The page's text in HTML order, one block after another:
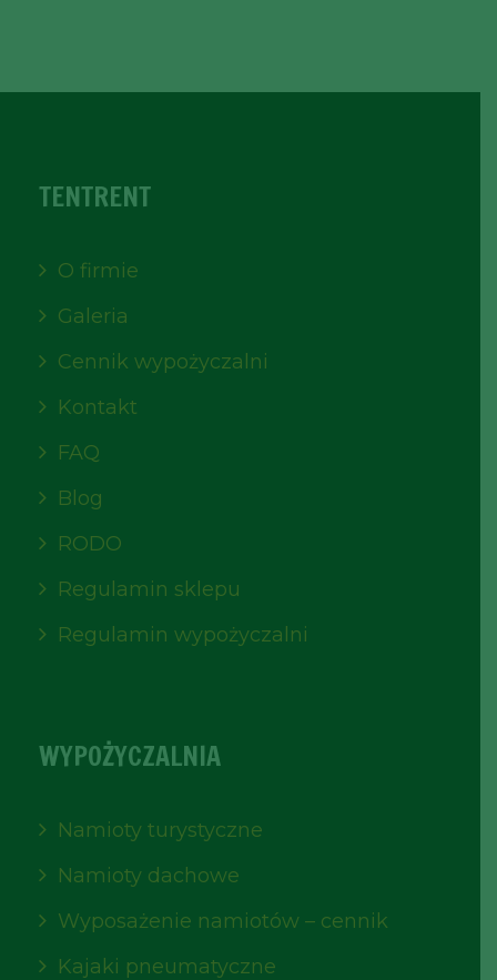
TENTRENT
O firmie
Galeria
Cennik wypożyczalni
Kontakt
FAQ
Blog
RODO
Regulamin sklepu
Regulamin wypożyczalni
WYPOŻYCZALNIA
Namioty turystyczne
Namioty dachowe
Wyposażenie namiotów – cennik
Kajaki pneumatyczne